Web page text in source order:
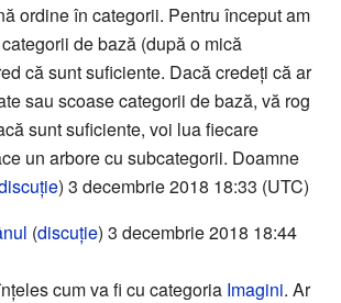
ordine în categorii. Pentru început am
de bază (după o mică
că sunt suficiente. Dacă credeți că ar
sau scoase categorii de bază, vă rog
sunt suficiente, voi lua fiecare
un arbore cu subcategorii. Doamne
) 3 decembrie 2018 18:33 (UTC)
(discuție) 3 decembrie 2018 18:44
cum va fi cu categoria Imagini. Ar